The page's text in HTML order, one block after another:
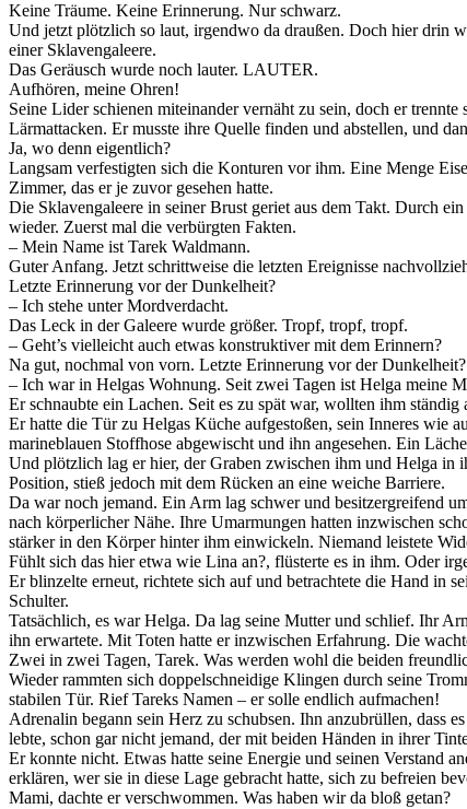
Keine Träume. Keine Erinnerung. Nur schwarz.
Und jetzt plötzlich so laut, irgendwo da draußen. Doch hier drin
einer Sklavengaleere.
Das Geräusch wurde noch lauter. LAUTER.
Aufhören, meine Ohren!
Seine Lider schienen miteinander vernäht zu sein, doch er
Lärmattacken. Er musste ihre Quelle finden und abstellen, und
Ja, wo denn eigentlich?
Langsam verfestigten sich die Konturen vor ihm. Eine Menge
Zimmer, das er je zuvor gesehen hatte.
Die Sklavengaleere in seiner Brust geriet aus dem Takt. Durch
wieder. Zuerst mal die verbürgten Fakten.
– Mein Name ist Tarek Waldmann.
Guter Anfang. Jetzt schrittweise die letzten Ereignisse
Letzte Erinnerung vor der Dunkelheit?
– Ich stehe unter Mordverdacht.
Das Leck in der Galeere wurde größer. Tropf, tropf, tropf.
– Geht’s vielleicht auch etwas konstruktiver mit dem Erinnern?
Na gut, nochmal von vorn. Letzte Erinnerung vor der Dunkelheit?
– Ich war in Helgas Wohnung. Seit zwei Tagen ist Helga meine
Er schnaubte ein Lachen. Seit es zu spät war, wollten ihm ständig
Er hatte die Tür zu Helgas Küche aufgestoßen, sein Inneres wie
marineblauen Stoffhose abgewischt und ihn angesehen. Ein
Und plötzlich lag er hier, der Graben zwischen ihm und Helga in
Position, stieß jedoch mit dem Rücken an eine weiche Barriere.
Da war noch jemand. Ein Arm lag schwer und besitzergreifend
nach körperlicher Nähe. Ihre Umarmungen hatten inzwischen
stärker in den Körper hinter ihm einwickeln. Niemand leistete
Fühlt sich das hier etwa wie Lina an?, flüsterte es in ihm. Oder
Er blinzelte erneut, richtete sich auf und betrachtete die Hand in
Schulter.
Tatsächlich, es war Helga. Da lag seine Mutter und schlief. Ihr
ihn erwartete. Mit Toten hatte er inzwischen Erfahrung. Die
Zwei in zwei Tagen, Tarek. Was werden wohl die beiden
Wieder rammten sich doppelschneidige Klingen durch seine
stabilen Tür. Rief Tareks Namen – er solle endlich aufmachen!
Adrenalin begann sein Herz zu schubsen. Ihn anzubrüllen, dass
lebte, schon gar nicht jemand, der mit beiden Händen in ihrer
Er konnte nicht. Etwas hatte seine Energie und seinen Verstand
erklären, wer sie in diese Lage gebracht hatte, sich zu befreien
Mami, dachte er verschwommen. Was haben wir da bloß getan?